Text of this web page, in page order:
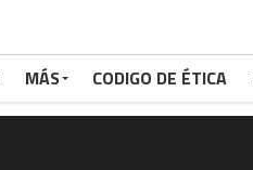
MÁS CODIGO DE ÉTICA